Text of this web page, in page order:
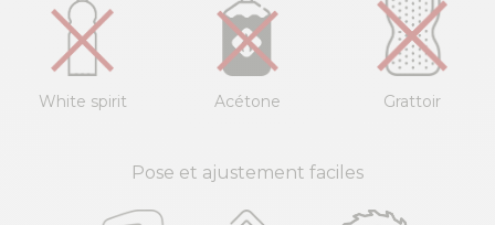
White spirit Acétone Grattoir
Pose et ajustement faciles